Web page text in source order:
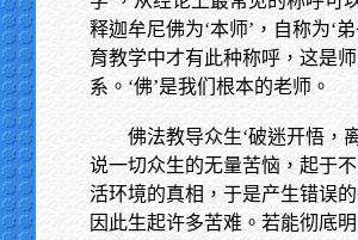
释迦牟尼佛为‘本师’，自称为‘
育教学中才有此种称呼，这是
系。‘佛’是我们根本的老师。
佛法教导众生‘破迷开悟，
说一切众生的无量苦恼，起于
活环境的真相，于是产生错误的
因此生起许多苦难。若能彻底